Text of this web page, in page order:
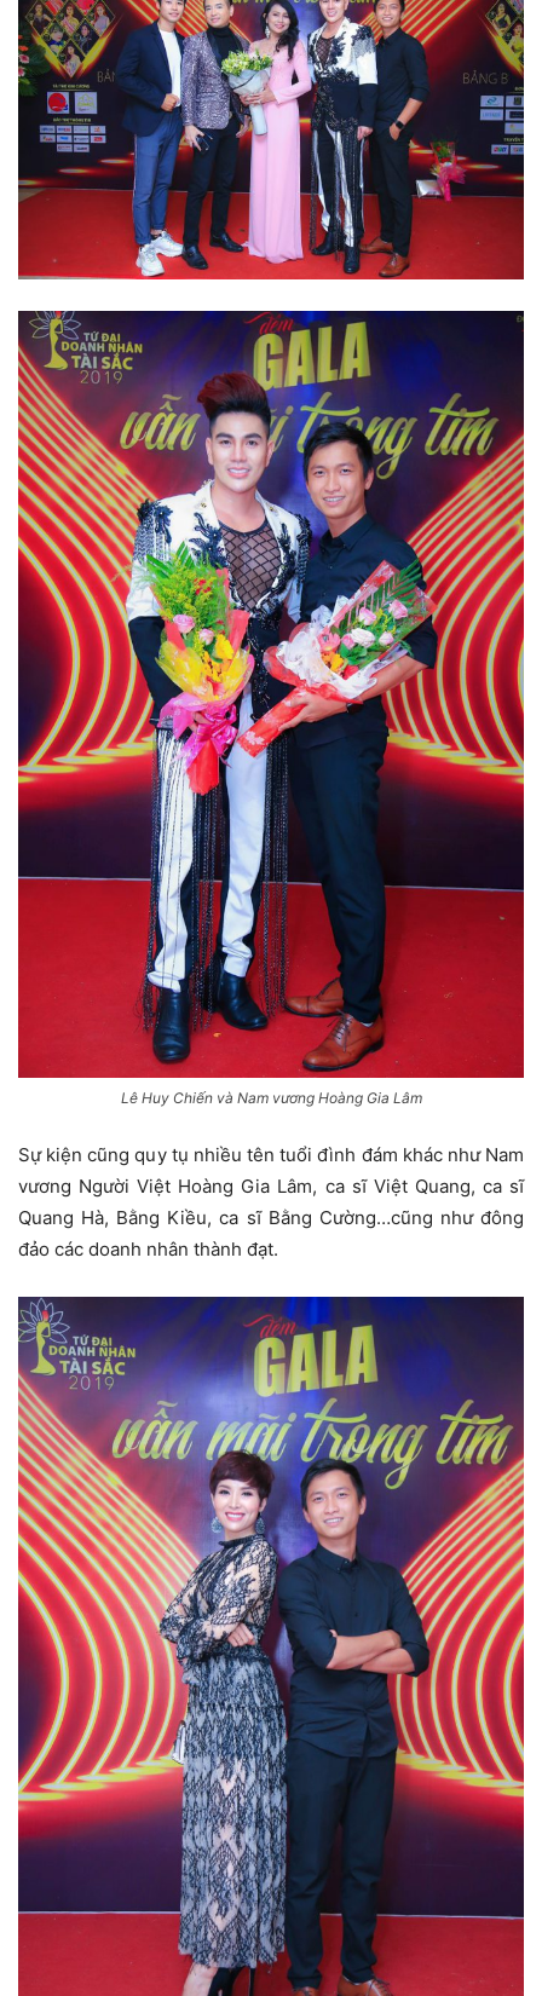
Lê Huy Chiến và Nam vương Hoàng Gia Lâm
Sự kiện cũng quy tụ nhiều tên tuổi đình đám khác như Nam
vương Người Việt Hoàng Gia Lâm, ca sĩ Việt Quang, ca sĩ
Quang Hà, Bằng Kiều, ca sĩ Bằng Cường…cũng như đông
đảo các doanh nhân thành đạt.